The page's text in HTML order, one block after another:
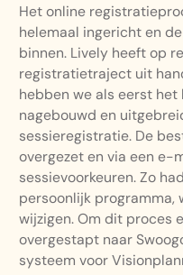
Het online
helemaal ingericht en
binnen. Lively heeft op
registratietraject uit
hebben we als eerst
nagebouwd en
sessieregistratie. De
overgezet en via een e-
sessievoorkeuren. Zo
persoonlijk programma,
wijzigen. Om dit proces
overgestapt naar
systeem voor